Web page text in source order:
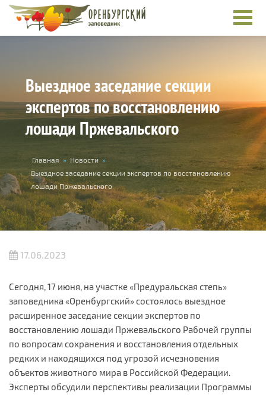
Перейти к основному содержанию
Выездное заседание секции
экспертов по восстановлению
лошади Пржевальского
Вы здесь
Главная » Новости »
Выездное заседание секции экспертов по восстановлению
лошади Пржевальского
17.06.2023
Сегодня, 17 июня, на участке «Предуральская степь»
заповедника «Оренбургский» состоялось выездное
расширенное заседание секции экспертов по
восстановлению лошади Пржевальского Рабочей группы
по вопросам сохранения и восстановления отдельных
редких и находящихся под угрозой исчезновения
объектов животного мира в Российской Федерации.
Эксперты обсудили перспективы реализации Программы